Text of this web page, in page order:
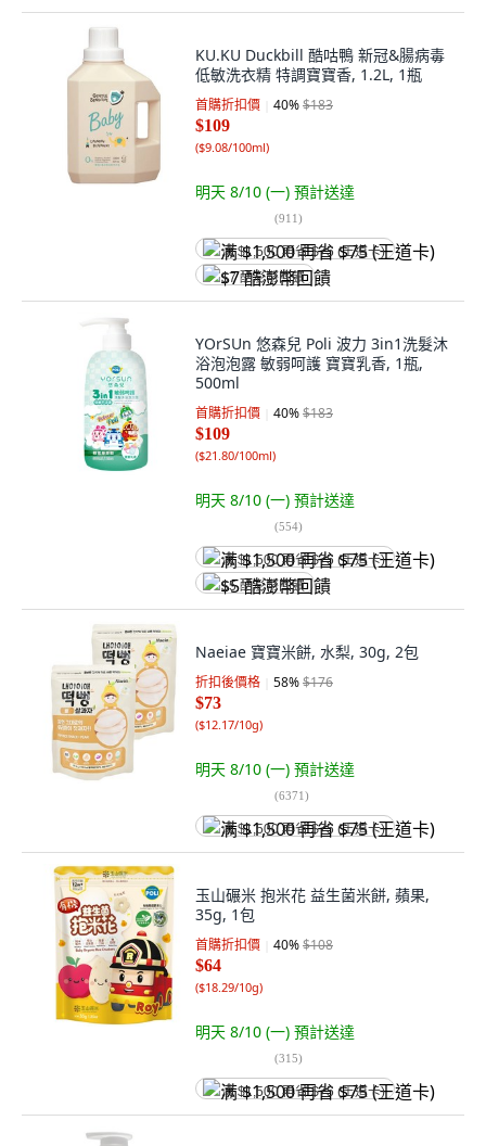
KU.KU Duckbill 酷咕鴨 新冠&腸病毒
低敏洗衣精 特調寶寶香, 1.2L, 1瓶
首購折扣價 40%$183
$109
($9.08/100ml)
明天 8/10 (一) 預計送達
(911)
满 $1,500 再省 $75 (王道卡)
$7 酷澎幣回饋
YOrSUn 悠森兒 Poli 波力 3in1洗髮沐
浴泡泡露 敏弱呵護 寶寶乳香, 1瓶,
500ml
首購折扣價 40%$183
$109
($21.80/100ml)
明天 8/10 (一) 預計送達
(554)
满 $1,500 再省 $75 (王道卡)
$5 酷澎幣回饋
Naeiae 寶寶米餅, 水梨, 30g, 2包
折扣後價格 58%$176
$73
($12.17/10g)
明天 8/10 (一) 預計送達
(6371)
满 $1,500 再省 $75 (王道卡)
玉山碾米 抱米花 益生菌米餅, 蘋果,
35g, 1包
首購折扣價 40%$108
$64
($18.29/10g)
明天 8/10 (一) 預計送達
(315)
满 $1,500 再省 $75 (王道卡)